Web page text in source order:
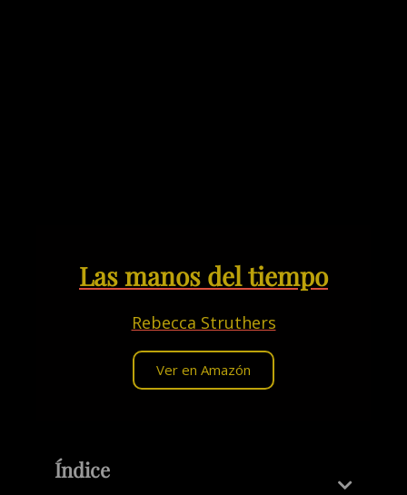
Las manos del tiempo
Rebecca Struthers
Ver en Amazón
Índice